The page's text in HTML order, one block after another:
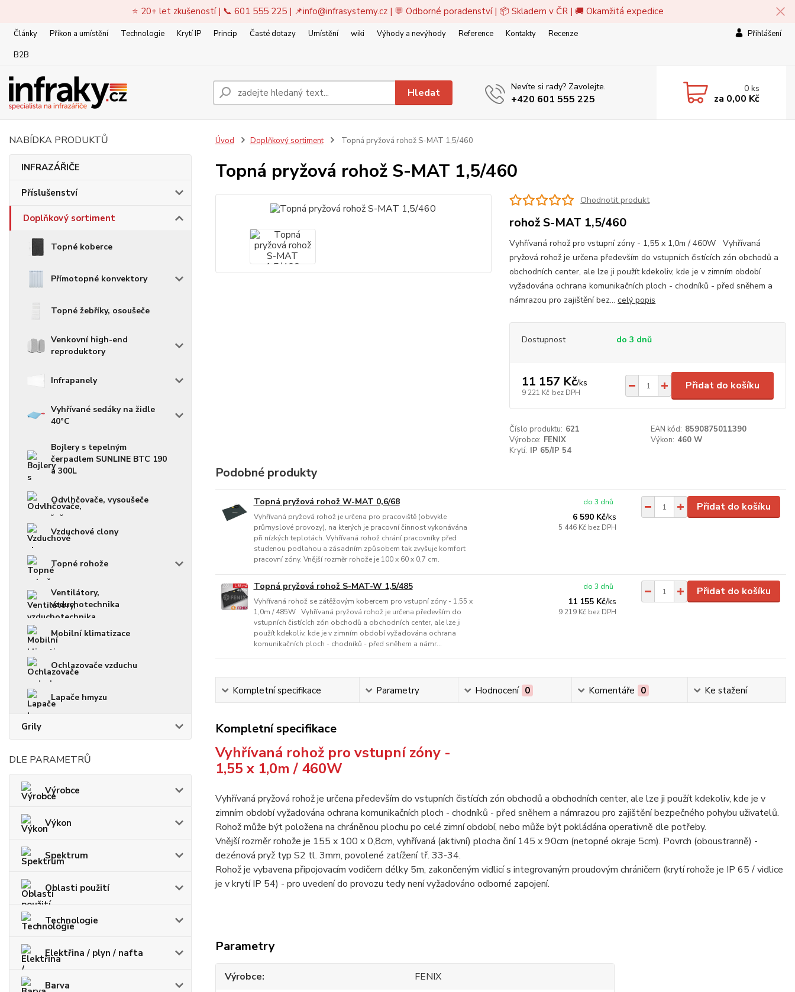
⭐ 20+ let zkušeností | 📞 601 555 225 | 📌info@infrasystemy.cz| 💬 Odborné poradenství | 📦 Skladem v ČR | 🚚 Okamžitá expedice
Články Příkon a umístění Technologie Krytí IP Princip Časté dotazy Umístění wiki Výhody a nevýhody Reference Kontakty
Recenze
B2B
Přihlášení
Hledat Nevíte si rady? Zavolejte.
+420 601 555 225
0 ks
za 0,00 Kč
NABÍDKA PRODUKTŮ
INFRAZÁŘIČE
Příslušenství
Doplňkový sortiment
Topné koberce
Přímotopné konvektory
Topné žebříky, osoušeče
Venkovní high-end
reproduktory
Infrapanely
Vyhřívané sedáky na židle
40°C
Bojlery s tepelným
čerpadlem SUNLINE BTC 190
a 300L
Odvlhčovače, vysoušeče
Vzduchové clony
Topné rohože
Ventilátory,
vzduchotechnika
Mobilní klimatizace
Ochlazovače vzduchu
Lapače hmyzu
Grily
DLE PARAMETRŮ
Výrobce
Výkon
Spektrum
Oblasti použití
Technologie
Elektřina / plyn / nafta
Barva
Úvod Doplňkový sortiment Topná pryžová rohož S-MAT 1,5/460
Topná pryžová rohož S-MAT 1,5/460
Ohodnotit produkt
rohož S-MAT 1,5/460
Vyhřívaná rohož pro vstupní zóny - 1,55 x 1,0m / 460W Vyhřívaná
pryžová rohož je určena především do vstupních čistících zón obchodů a
obchodních center, ale lze ji použít kdekoliv, kde je v zimním období
vyžadována ochrana komunikačních ploch - chodníků - před sněhem a
námrazou pro zajištění bez...celý popis
Dostupnost do 3 dnů
11 157 Kč/ks
9 221 Kč bez DPH
Přidat do košíku
Číslo produktu: 621 EAN kód: 8590875011390
Výrobce: FENIX Výkon: 460 W
Krytí: IP 65/IP 54
Podobné produkty
Topná pryžová rohož W-MAT 0,6/68
Vyhřívaná pryžová rohož je určena pro pracoviště (obvykle
průmyslové provozy), na kterých je pracovní činnost vykonávána
při nízkých teplotách. Vyhřívaná rohož chrání pracovníky před
studenou podlahou a zásadním způsobem tak zvyšuje komfort
pracovní zóny. Vnější rozměr rohože je 100 x 60 x 0,7 cm.
6 590 Kč/ks
5 446 Kč bez DPH
do 3 dnů Přidat do košíku
Topná pryžová rohož S-MAT-W 1,5/485
Vyhřívaná rohož se zátěžovým kobercem pro vstupní zóny - 1,55 x
1,0m / 485W Vyhřívaná pryžová rohož je určena především do
vstupních čistících zón obchodů a obchodních center, ale lze ji
použít kdekoliv, kde je v zimním období vyžadována ochrana
komunikačních ploch - chodníků - před sněhem a námr...
11 155 Kč/ks
9 219 Kč bez DPH
do 3 dnů Přidat do košíku
Kompletní specifikace Parametry Hodnocení 0 Komentáře 0 Ke stažení
Kompletní specifikace
Vyhřívaná rohož pro vstupní zóny -
1,55 x 1,0m / 460W
Vyhřívaná pryžová rohož je určena především do vstupních čistících zón obchodů a obchodních center, ale lze ji použít kdekoliv, kde je v
zimním období vyžadována ochrana komunikačních ploch - chodníků - před sněhem a námrazou pro zajištění bezpečného pohybu uživatelů.
Rohož může být položena na chráněnou plochu po celé zimní období, nebo může být pokládána operativně dle potřeby.
Vnější rozměr rohože je 155 x 100 x 0,8cm, vyhřívaná (aktivní) plocha činí 145 x 90cm (netopné okraje 5cm). Povrch (oboustranně) -
dezénová pryž typ S2 tl. 3mm, povolené zatížení tř. 33-34.
Rohož je vybavena připojovacím vodičem délky 5m, zakončeným vidlicí s integrovaným proudovým chráničem (krytí rohože je IP 65 / vidlice
je v krytí IP 54) - pro uvedení do provozu tedy není vyžadováno odborné zapojení.
Parametry
Výrobce
FENIX